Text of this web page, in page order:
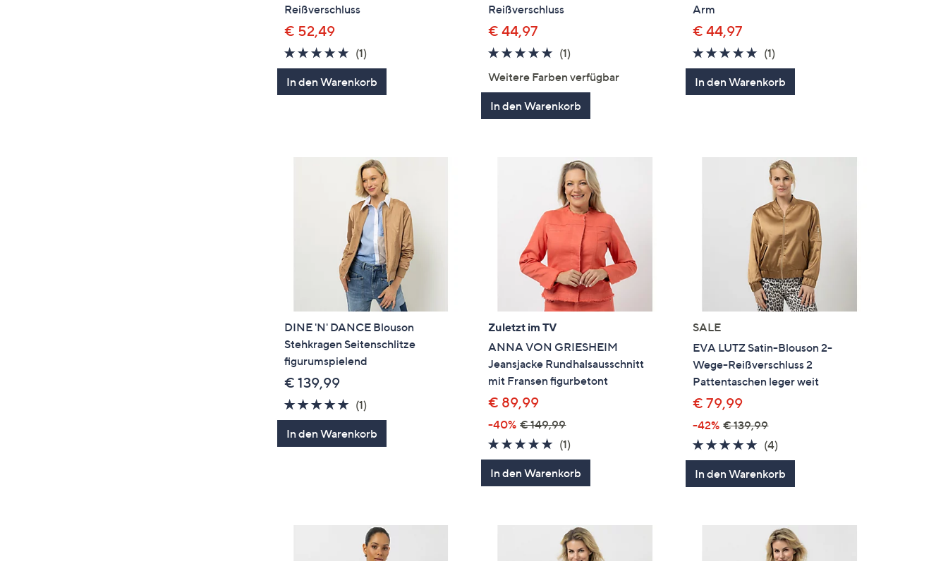
Reißverschluss
€ 52,49
5.0
von
5
(1)1
Bewertungen
In den Warenkorb
Reißverschluss
€ 44,97
5.0
5
(1)
Weitere Farben verfügbar
In den Warenkorb
Arm
€ 44,97
5.0
von
5
(1)
Bewertungen
In den Warenkorb
DINE 'N' DANCE Blouson
Stehkragen Seitenschlitze
figurumspielend
€ 139,99
5.0
von
5
(1)1
Bewertungen
In den Warenkorb
Zuletzt im TV
ANNA VON GRIESHEIM
Jeansjacke Rundhalsausschnitt
mit Fransen figurbetont
€ 89,99
-40% € 149,99
5.0
von
5
(1)
Bewertungen
In den Warenkorb
SALE
EVA LUTZ Satin-Blouson 2-
Wege-Reißverschluss 2
Pattentaschen leger weit
€ 79,99
-42% € 139,99
5.0
von
5
(4)
Bewertungen
In den Warenkorb